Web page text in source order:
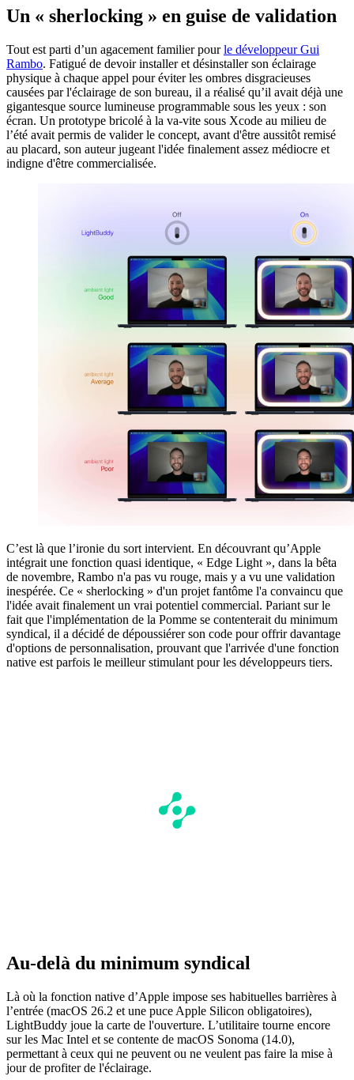
Un « sherlocking » en guise de validation
Tout est parti d’un agacement familier pourle développeur Gui
Rambo. Fatigué de devoir installer et désinstaller son éclairage
physique à chaque appel pour éviter les ombres disgracieuses
causées par l'éclairage de son bureau, il a réalisé qu’il avait déjà une
gigantesque source lumineuse programmable sous les yeux : son
écran. Un prototype bricolé à la va-vite sous Xcode au milieu de
l’été avait permis de valider le concept, avant d'être aussitôt remisé
au placard, son auteur jugeant l'idée finalement assez médiocre et
indigne d'être commercialisée.
C’est là que l’ironie du sort intervient. En découvrant qu’Apple
intégrait une fonction quasi identique, « Edge Light », dans la bêta
de novembre, Rambo n'a pas vu rouge, mais y a vu une validation
inespérée. Ce « sherlocking » d'un projet fantôme l'a convaincu que
l'idée avait finalement un vrai potentiel commercial. Pariant sur le
fait que l'implémentation de la Pomme se contenterait du minimum
syndical, il a décidé de dépoussiérer son code pour offrir davantage
d'options de personnalisation, prouvant que l'arrivée d'une fonction
native est parfois le meilleur stimulant pour les développeurs tiers.
Au-delà du minimum syndical
Là où la fonction native d’Apple impose ses habituelles barrières à
l’entrée (macOS 26.2 et une puce Apple Silicon obligatoires),
LightBuddy joue la carte de l'ouverture. L’utilitaire tourne encore
sur les Mac Intel et se contente de macOS Sonoma (14.0),
permettant à ceux qui ne peuvent ou ne veulent pas faire la mise à
jour de profiter de l'éclairage.